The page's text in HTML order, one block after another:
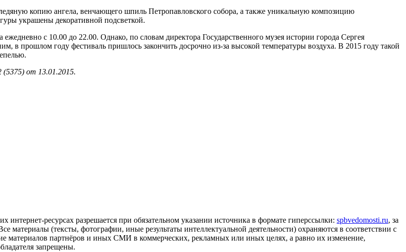
копию ангела, венчающего шпиль Петропавловского собора, а также уникальную композицию
украшены декоративной подсветкой.
с 10.00 до 22.00. Однако, по словам директора Государственного музея истории города Сергея
прошлом году фестиваль пришлось закончить досрочно из-за высокой температуры воздуха. В 2015 году такой
(5375) от 13.01.2015.
ресурсах разрешается при обязательном указании источника в формате гиперссылки: spbvedomosti.ru, за
материалы (тексты, фотографии, иные результаты интеллектуальной деятельности) охраняются в соответствии с
материалов партнёров и иных СМИ в коммерческих, рекламных или иных целях, а равно их изменение,
запрещены.